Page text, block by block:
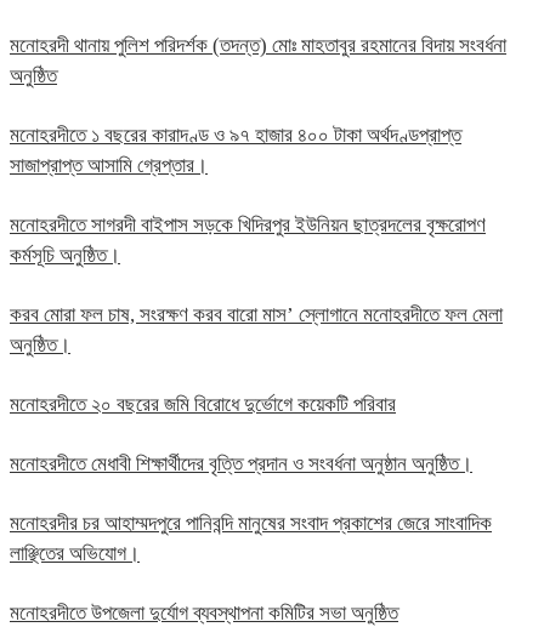
মনোহরদী থানায় পুলিশ পরিদর্শক (তদন্ত) মোঃ মাহতাবুর রহমানের বিদায় সংবর্ধনা
অনুষ্ঠিত
মনোহরদীতে ১ বছরের কারাদণ্ড ও ৯৭ হাজার ৪০০ টাকা অর্থদণ্ডপ্রাপ্ত
সাজাপ্রাপ্ত আসামি গ্রেপ্তার।
মনোহরদীতে সাগরদী বাইপাস সড়কে খিদিরপুর ইউনিয়ন ছাত্রদলের বৃক্ষরোপণ
কর্মসূচি অনুষ্ঠিত।
করব মোরা ফল চাষ, সংরক্ষণ করব বারো মাস’ স্লোগানে মনোহরদীতে ফল মেলা
অনুষ্ঠিত।
মনোহরদীতে ২০ বছরের জমি বিরোধে দুর্ভোগে কয়েকটি পরিবার
মনোহরদীতে মেধাবী শিক্ষার্থীদের বৃত্তি প্রদান ও সংবর্ধনা অনুষ্ঠান অনুষ্ঠিত।
মনোহরদীর চর আহাম্মদপুরে পানিবন্দি মানুষের সংবাদ প্রকাশের জেরে সাংবাদিক
লাঞ্ছিতের অভিযোগ।
মনোহরদীতে উপজেলা দুর্যোগ ব্যবস্থাপনা কমিটির সভা অনুষ্ঠিত